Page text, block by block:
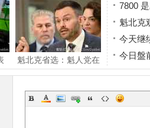
魁北克省选：魁人党在
民调中继续领先
7800
魁北克
今天继
今日盤
酒肉朋